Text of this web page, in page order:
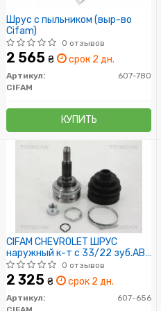
Шрус с пыльником (выр-во
Cifam)
0 отзывов
2 565 ₴ срок 2 дн.
Артикул:
607-780
CIFAM
КУПИТЬ
CIFAM CHEVROLET ШРУС
наружный к-т c 33/22 зуб.ABS
Lacetti,Daewoo Nubira 1.6/1.8
0 отзывов
2 325 ₴ срок 2 дн.
Артикул:
607-656